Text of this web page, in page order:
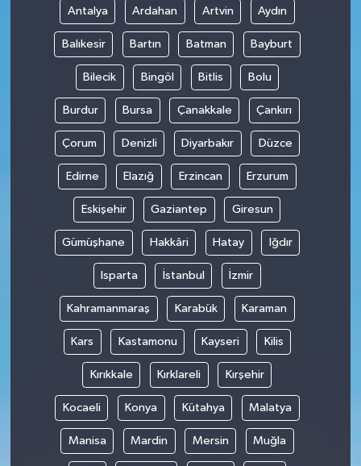
Antalya Ardahan Artvin Aydın
Balıkesir Bartın Batman Bayburt
Bilecik Bingöl Bitlis Bolu
Burdur Bursa Çanakkale Çankırı
Çorum Denizli Diyarbakır Düzce
Edirne Elazığ Erzincan Erzurum
Eskişehir Gaziantep Giresun
Gümüşhane Hakkâri Hatay Iğdır
Isparta İstanbul İzmir
Kahramanmaraş Karabük Karaman
Kars Kastamonu Kayseri Kilis
Kırıkkale Kırklareli Kırşehir
Kocaeli Konya Kütahya Malatya
Manisa Mardin Mersin Muğla